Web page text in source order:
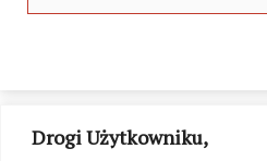
Drogi Użytkowniku,